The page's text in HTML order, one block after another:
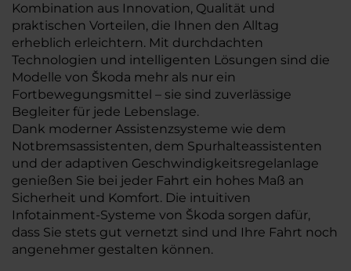
Kombination aus Innovation, Qualität und
praktischen Vorteilen, die Ihnen den Alltag
erheblich erleichtern. Mit durchdachten
Technologien und intelligenten Lösungen sind die
Modelle von Škoda mehr als nur ein
Fortbewegungsmittel – sie sind zuverlässige
Begleiter für jede Lebenslage.
Dank moderner Assistenzsysteme wie dem
Notbremsassistenten, dem Spurhalteassistenten
und der adaptiven Geschwindigkeitsregelanlage
genießen Sie bei jeder Fahrt ein hohes Maß an
Sicherheit und Komfort. Die intuitiven
Infotainment-Systeme von Škoda sorgen dafür,
dass Sie stets gut vernetzt sind und Ihre Fahrt noch
angenehmer gestalten können.